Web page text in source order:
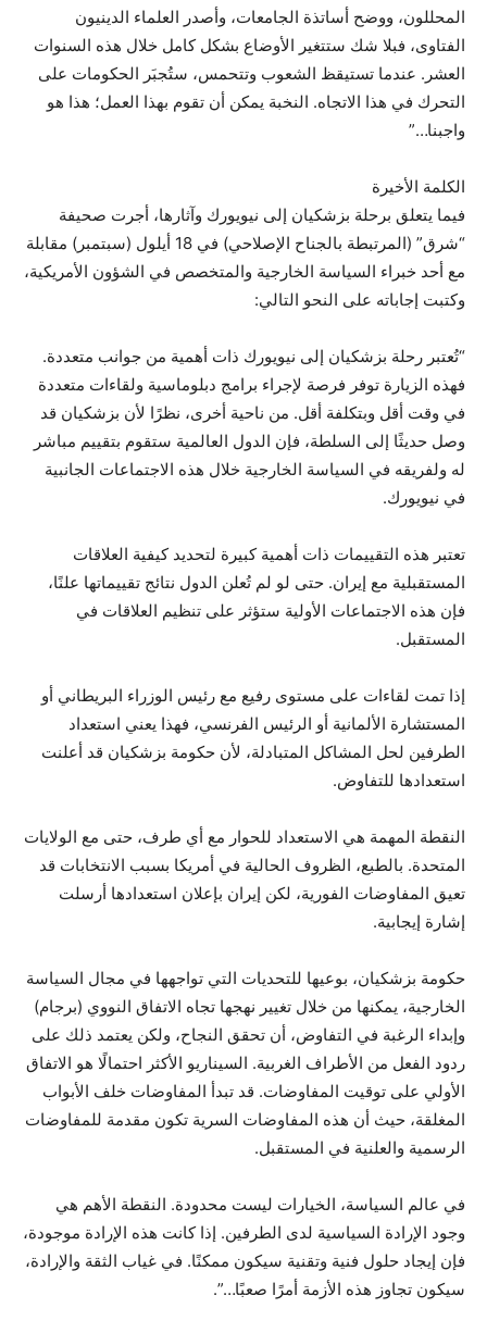
المحللون، ووضح أساتذة الجامعات، وأصدر العلماء الدينيون
الفتاوى، فبلا شك ستتغير الأوضاع بشكل كامل خلال هذه السنوات
العشر. عندما تستيقظ الشعوب وتتحمس، ستُجبَر الحكومات على
التحرك في هذا الاتجاه. النخبة يمكن أن تقوم بهذا العمل؛ هذا هو
واجبنا…”
الكلمة الأخيرة
فيما يتعلق برحلة بزشكيان إلى نيويورك وآثارها، أجرت صحيفة
“شرق” (المرتبطة بالجناح الإصلاحي) في 18 أيلول (سبتمبر) مقابلة
مع أحد خبراء السياسة الخارجية والمتخصص في الشؤون الأمريكية،
وكتبت إجاباته على النحو التالي:
“تُعتبر رحلة بزشكيان إلى نيويورك ذات أهمية من جوانب متعددة.
فهذه الزيارة توفر فرصة لإجراء برامج دبلوماسية ولقاءات متعددة
في وقت أقل وبتكلفة أقل. من ناحية أخرى، نظرًا لأن بزشكيان قد
وصل حديثًا إلى السلطة، فإن الدول العالمية ستقوم بتقييم مباشر
له ولفريقه في السياسة الخارجية خلال هذه الاجتماعات الجانبية
في نيويورك.
تعتبر هذه التقييمات ذات أهمية كبيرة لتحديد كيفية العلاقات
المستقبلية مع إيران. حتى لو لم تُعلن الدول نتائج تقييماتها علنًا،
فإن هذه الاجتماعات الأولية ستؤثر على تنظيم العلاقات في
المستقبل.
إذا تمت لقاءات على مستوى رفيع مع رئيس الوزراء البريطاني أو
المستشارة الألمانية أو الرئيس الفرنسي، فهذا يعني استعداد
الطرفين لحل المشاكل المتبادلة، لأن حكومة بزشكيان قد أعلنت
استعدادها للتفاوض.
النقطة المهمة هي الاستعداد للحوار مع أي طرف، حتى مع الولايات
المتحدة. بالطبع، الظروف الحالية في أمريكا بسبب الانتخابات قد
تعيق المفاوضات الفورية، لكن إيران بإعلان استعدادها أرسلت
إشارة إيجابية.
حكومة بزشكيان، بوعيها للتحديات التي تواجهها في مجال السياسة
الخارجية، يمكنها من خلال تغيير نهجها تجاه الاتفاق النووي (برجام)
وإبداء الرغبة في التفاوض، أن تحقق النجاح، ولكن يعتمد ذلك على
ردود الفعل من الأطراف الغربية. السيناريو الأكثر احتمالًا هو الاتفاق
الأولي على توقيت المفاوضات. قد تبدأ المفاوضات خلف الأبواب
المغلقة، حيث أن هذه المفاوضات السرية تكون مقدمة للمفاوضات
الرسمية والعلنية في المستقبل.
في عالم السياسة، الخيارات ليست محدودة. النقطة الأهم هي
وجود الإرادة السياسية لدى الطرفين. إذا كانت هذه الإرادة موجودة،
فإن إيجاد حلول فنية وتقنية سيكون ممكنًا. في غياب الثقة والإرادة،
سيكون تجاوز هذه الأزمة أمرًا صعبًا…”.